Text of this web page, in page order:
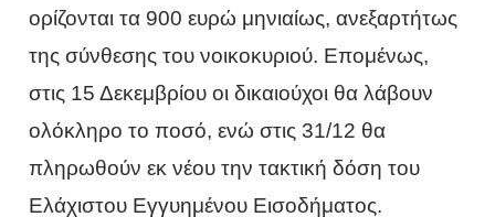
ορίζονται τα 900 ευρώ μηνιαίως, ανεξαρτήτως
της σύνθεσης του νοικοκυριού. Επομένως,
στις 15 Δεκεμβρίου οι δικαιούχοι θα λάβουν
ολόκληρο το ποσό, ενώ στις 31/12 θα
πληρωθούν εκ νέου την τακτική δόση του
Ελάχιστου Εγγυημένου Εισοδήματος.